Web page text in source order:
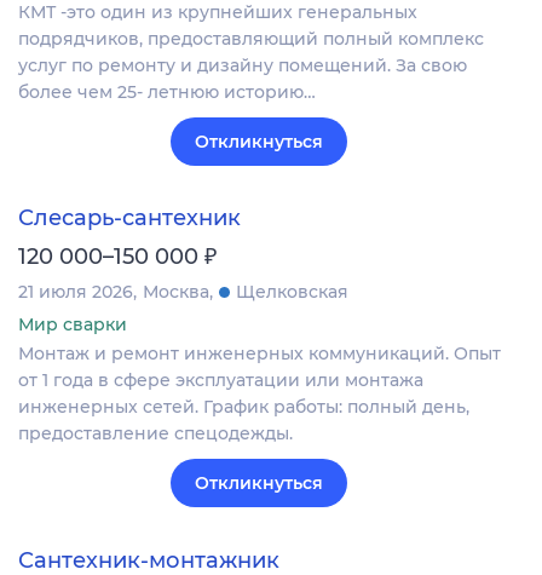
КМТ -это один из крупнейших генеральных
подрядчиков, предоставляющий полный комплекс
услуг по ремонту и дизайну помещений. За свою
более чем 25- летнюю историю…
Откликнуться
Слесарь-сантехник
120 000–150 000 ₽
21 июля 2026 Москва
Щелковская
Мир сварки
Монтаж и ремонт инженерных коммуникаций. Опыт
от 1 года в сфере эксплуатации или монтажа
инженерных сетей. График работы: полный день,
предоставление спецодежды.
Откликнуться
Сантехник-монтажник